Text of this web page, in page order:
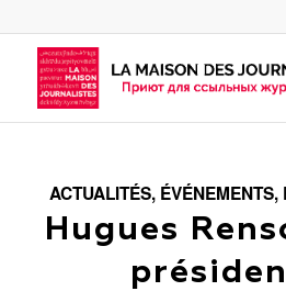
ACTUALITÉS, ÉVÉNEMENTS,
Hugues